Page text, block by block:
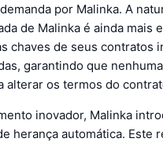
por Malinka. A
de Malinka é ainda mais
chaves de seus contratos
garantindo que
alterar os termos do
inovador, Malinka
herança automática. Este